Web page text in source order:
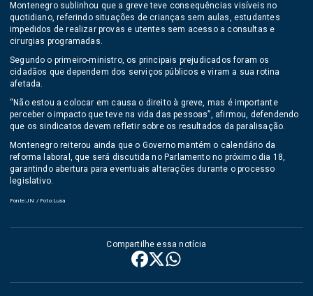
Montenegro sublinhou que a greve teve consequências visíveis no
quotidiano, referindo situações de crianças sem aulas, estudantes
impedidos de realizar provas e utentes sem acesso a consultas e
cirurgias programadas.
Segundo o primeiro-ministro, os principais prejudicados foram os
cidadãos que dependem dos serviços públicos e viram a sua rotina
afetada.
“Não estou a colocar em causa o direito à greve, mas é importante
perceber o impacto que teve na vida das pessoas”, afirmou, defendendo
que os sindicatos devem refletir sobre os resultados da paralisação.
Montenegro reiterou ainda que o Governo mantém o calendário da
reforma laboral, que será discutida no Parlamento no próximo dia 18,
garantindo abertura para eventuais alterações durante o processo
legislativo.
Fonte:JN / Foto:Lusa
Compartilhe essa notícia